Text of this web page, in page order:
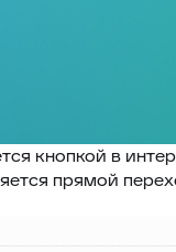
кнопкой в
прямой